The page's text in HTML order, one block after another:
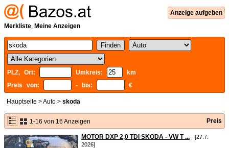
Anzeige aufgeben
Merkliste, Meine Anzeigen
PLZ, Ort: Umkreis:
km
Preis von:
- bis: €
Hauptseite >Auto > skoda
1-16 von 16 Anzeigen Preis
MOTOR DXP 2,0 TDI SKODA - VW T ... - [27.7.
2026]